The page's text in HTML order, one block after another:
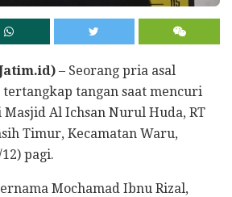
– Seorang pria asal
tangan saat mencuri
Al Ichsan Nurul Huda, RT
Timur, Kecamatan Waru,
pagi.
Mochamad Ibnu Rizal,